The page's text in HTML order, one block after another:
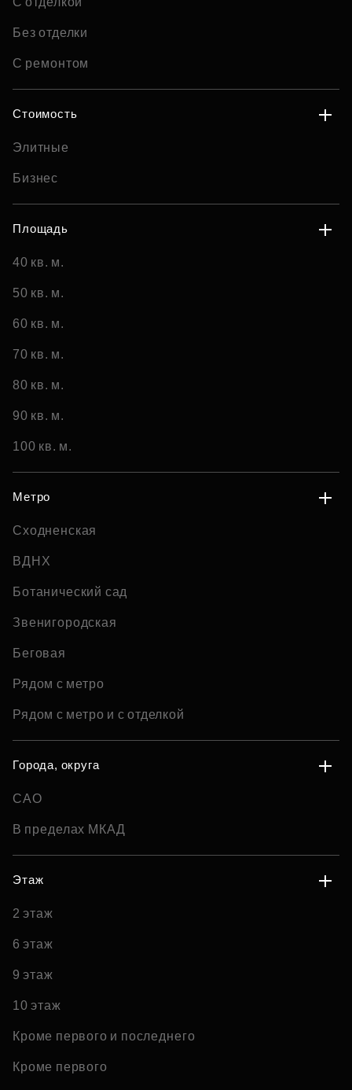
Без отделки
С ремонтом
Стоимость
Элитные
Бизнес
Площадь
40 кв. м.
50 кв. м.
60 кв. м.
70 кв. м.
80 кв. м.
90 кв. м.
100 кв. м.
Метро
Сходненская
ВДНХ
Ботанический сад
Звенигородская
Беговая
Рядом с метро
Рядом с метро и с отделкой
Города, округа
САО
В пределах МКАД
Этаж
2 этаж
6 этаж
9 этаж
10 этаж
Кроме первого и последнего
Кроме первого